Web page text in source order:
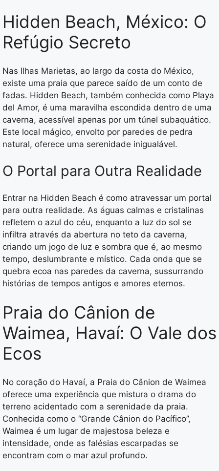
Hidden Beach, México: O
Refúgio Secreto
Nas Ilhas Marietas, ao largo da costa do México,
existe uma praia que parece saído de um conto de
fadas. Hidden Beach, também conhecida como Playa
del Amor, é uma maravilha escondida dentro de uma
caverna, acessível apenas por um túnel subaquático.
Este local mágico, envolto por paredes de pedra
natural, oferece uma serenidade inigualável.
O Portal para Outra Realidade
Entrar na Hidden Beach é como atravessar um portal
para outra realidade. As águas calmas e cristalinas
refletem o azul do céu, enquanto a luz do sol se
infiltra através da abertura no teto da caverna,
criando um jogo de luz e sombra que é, ao mesmo
tempo, deslumbrante e místico. Cada onda que se
quebra ecoa nas paredes da caverna, sussurrando
histórias de tempos antigos e amores eternos.
Praia do Cânion de
Waimea, Havaí: O Vale dos
Ecos
No coração do Havaí, a Praia do Cânion de Waimea
oferece uma experiência que mistura o drama do
terreno acidentado com a serenidade da praia.
Conhecida como o “Grande Cânion do Pacífico”,
Waimea é um lugar de majestosa beleza e
intensidade, onde as falésias escarpadas se
encontram com o mar azul profundo.